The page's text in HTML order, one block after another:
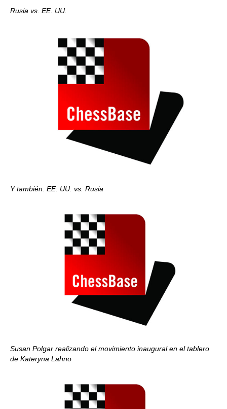
Rusia vs. EE. UU.
Y también: EE. UU. vs. Rusia
Susan Polgar realizando el movimiento inaugural en el tablero
de Kateryna Lahno